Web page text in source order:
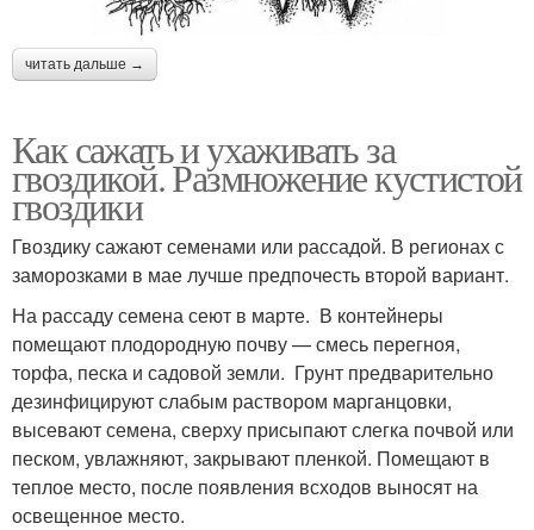
читать дальше →
Как сажать и ухаживать за
гвоздикой. Размножение кустистой
гвоздики
Гвоздику сажают семенами или рассадой. В регионах с
заморозками в мае лучше предпочесть второй вариант.
На рассаду семена сеют в марте. В контейнеры
помещают плодородную почву — смесь перегноя,
торфа, песка и садовой земли. Грунт предварительно
дезинфицируют слабым раствором марганцовки,
высевают семена, сверху присыпают слегка почвой или
песком, увлажняют, закрывают пленкой. Помещают в
теплое место, после появления всходов выносят на
освещенное место.